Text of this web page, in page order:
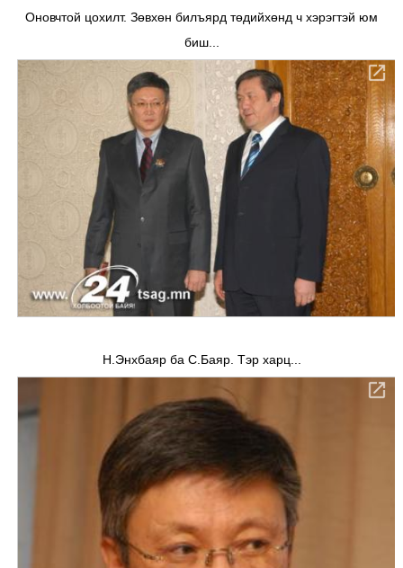
Оновчтой цохилт. Зөвхөн билъярд төдийхөнд ч хэрэгтэй юм
биш...
Н.Энхбаяр ба С.Баяр. Тэр харц...